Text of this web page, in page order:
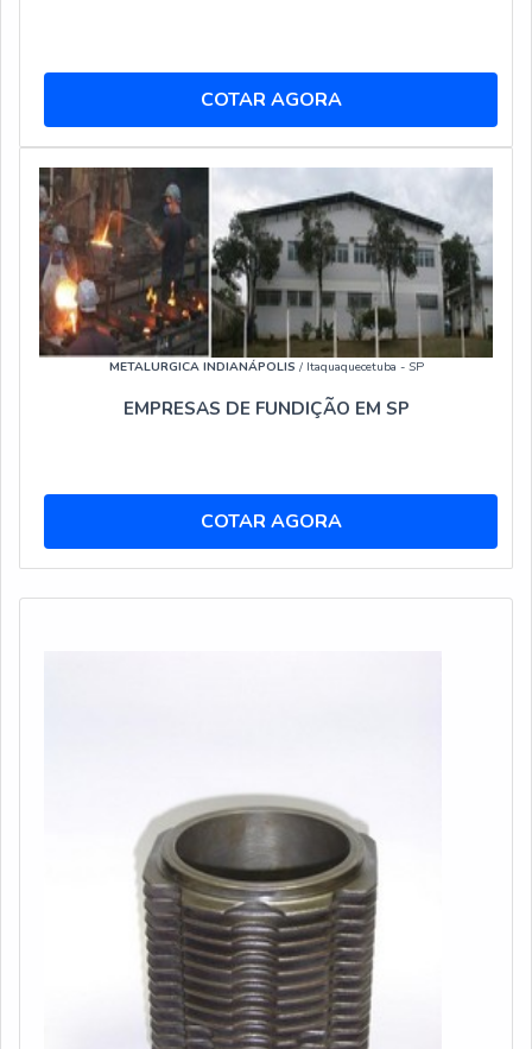
COTAR AGORA
METALURGICA INDIANÁPOLIS / Itaquaquecetuba - SP
EMPRESAS DE FUNDIÇÃO EM SP
COTAR AGORA